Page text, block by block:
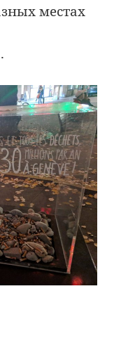
местах
Женевы